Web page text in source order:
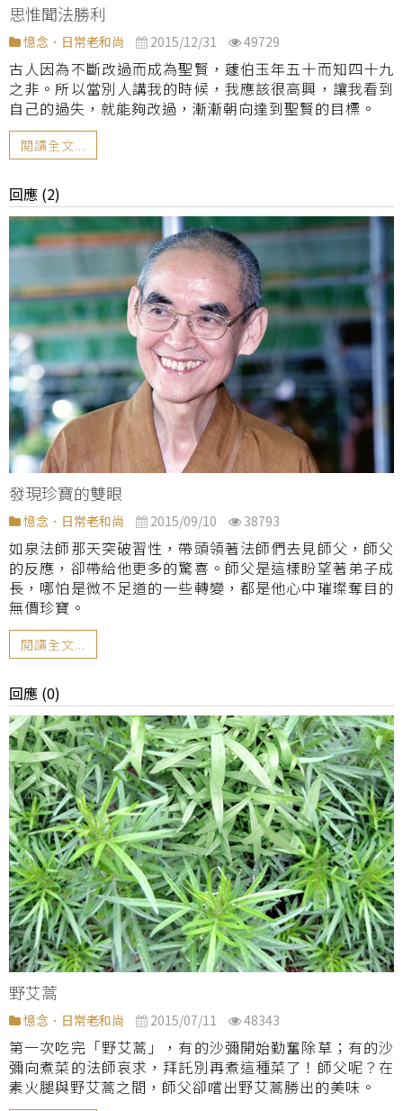
思惟聞法勝利
憶念．日常老和尚 2015/12/31 49729
古人因為不斷改過而成為聖賢，蘧伯玉年五十而知四十九
之非。所以當別人講我的時候，我應該很高興，讓我看到
自己的過失，就能夠改過，漸漸朝向達到聖賢的目標。
閱讀全文...
回應 (2)
發現珍寶的雙眼
憶念．日常老和尚 2015/09/10 38793
如泉法師那天突破習性，帶頭領著法師們去見師父，師父
的反應，卻帶給他更多的驚喜。師父是這樣盼望著弟子成
長，哪怕是微不足道的一些轉變，都是他心中璀璨奪目的
無價珍寶。
閱讀全文...
回應 (0)
野艾蒿
憶念．日常老和尚 2015/07/11 48343
第一次吃完「野艾蒿」，有的沙彌開始勤奮除草；有的沙
彌向煮菜的法師哀求，拜託別再煮這種菜了！師父呢？在
素火腿與野艾蒿之間，師父卻嚐出野艾蒿勝出的美味。